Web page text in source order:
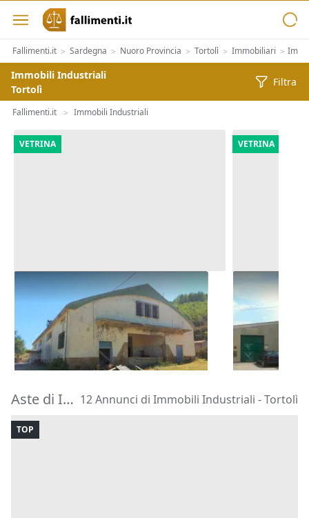
Fallimenti.it > Sardegna > Nuoro Provincia > Tortolì > Immobiliari >
Immobili Industriali
Tortolì
Filtra
Fallimenti.it > Immobili Industriali
VETRINA
Asta Complesso artigianale con
cortile e pertinenze
Gesico (Cagliari)
125.550 €
30/10/2026
VETRINA
Asta
cortile e
Guasila
321.300 €
30/10/2026
Aste di Immobili Industriali Tortolì 12 Annunci di Immobili Industriali - Tortolì
TOP